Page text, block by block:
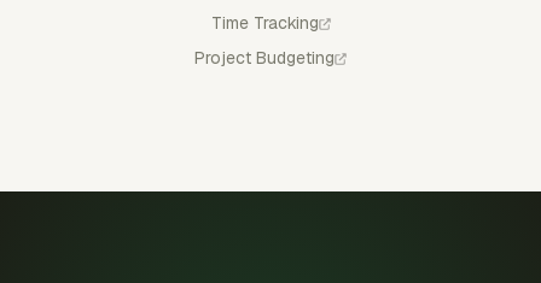
Time Tracking
Project Budgeting